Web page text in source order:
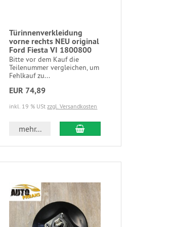
Türinnenverkleidung
vorne rechts NEU original
Ford Fiesta VI 1800800
Bitte vor dem Kauf die
Teilenummer vergleichen, um
Fehlkauf zu...
EUR 74,89
inkl. 19 % UStzzgl. Versandkosten
mehr...